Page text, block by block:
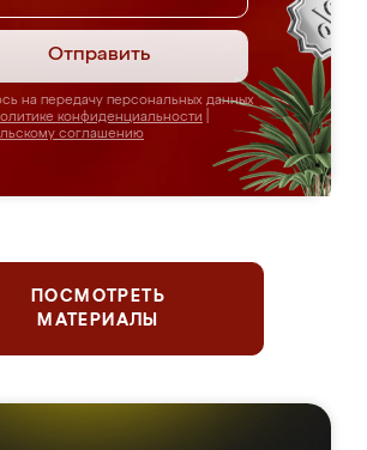
Отправить
на передачу персональных данных
конфиденциальности
соглашению
ПОСМОТРЕТЬ
МАТЕРИАЛЫ